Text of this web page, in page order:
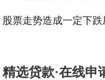
股票走势造成一定下跌
精选贷款·在线申